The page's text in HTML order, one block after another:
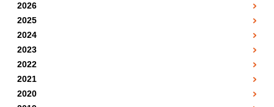
2026
●3月
●4月
●5月
●7月
●8月
2025
●1月
●2月
●3月
●4月
●5月
2024
●1月
●2月
●3月
●4月
2023
●1月
●2月
●3月
2022
●1月
●2月
2021
●7月
2020
●5月